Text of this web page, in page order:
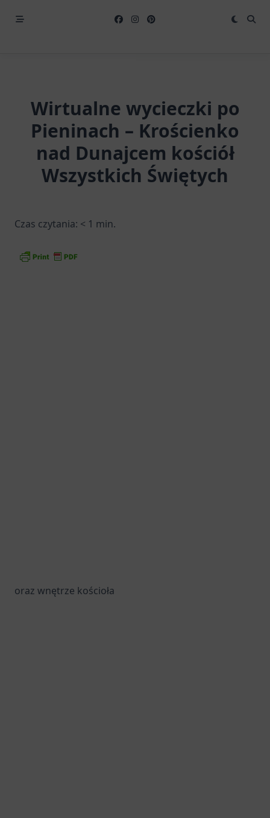
Wirtualne wycieczki po
Pieninach – Krościenko
nad Dunajcem kościół
Wszystkich Świętych
Czas czytania: < 1 min.
oraz wnętrze kościoła